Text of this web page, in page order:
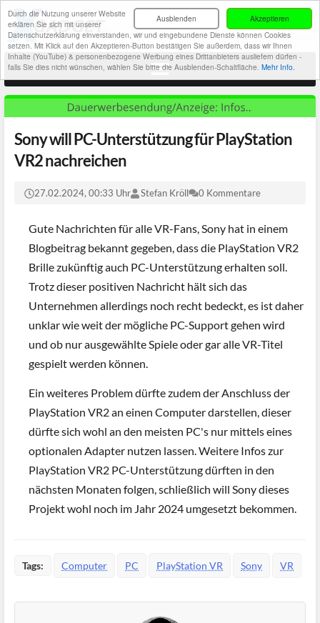
Akzeptieren
Ausblenden
Durch die Nutzung unserer Website
erklären Sie sich mit unserer
Datenschutzerklärung einverstanden, wir und eingebundene Dienste können Cookies
setzen. Mit Klick auf den Akzeptieren-Button bestätigen Sie außerdem, dass wir Ihnen
Inhalte (YouTube) & personenbezogene Werbung eines Drittanbieters ausliefern dürfen -
falls Sie dies nicht wünschen, wählen Sie bitte die Ausblenden-Schaltfläche. Mehr Info.
Sony will PC-Unterstützung für PlayStation
VR2 nachreichen
27.02.2024, 00:33 Uhr Stefan Kröll 0 Kommentare
Gute Nachrichten für alle VR-Fans, Sony hat in einem
Blogbeitrag bekannt gegeben, dass die PlayStation VR2
Brille zukünftig auch PC-Unterstützung erhalten soll.
Trotz dieser positiven Nachricht hält sich das
Unternehmen allerdings noch recht bedeckt, es ist daher
unklar wie weit der mögliche PC-Support gehen wird
und ob nur ausgewählte Spiele oder gar alle VR-Titel
gespielt werden können.
Ein weiteres Problem dürfte zudem der Anschluss der
PlayStation VR2 an einen Computer darstellen, dieser
dürfte sich wohl an den meisten PC's nur mittels eines
optionalen Adapter nutzen lassen. Weitere Infos zur
PlayStation VR2 PC-Unterstützung dürften in den
nächsten Monaten folgen, schließlich will Sony dieses
Projekt wohl noch im Jahr 2024 umgesetzt bekommen.
Tags: Computer PC PlayStation VR Sony VR